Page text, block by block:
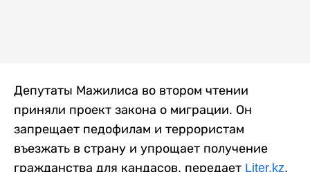
Депутаты Мажилиса во втором чтении
приняли проект закона о миграции. Он
запрещает педофилам и террористам
въезжать в страну и упрощает получение
гражданства для кандасов, передает Liter.kz.